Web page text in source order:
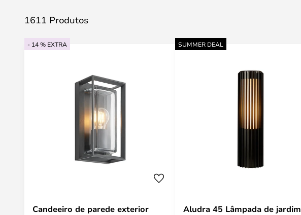
1611 Produtos
- 14 % EXTRA
Candeeiro de parede exterior
SUMMER DEAL
Aludra 45 Lâmpada de jardim